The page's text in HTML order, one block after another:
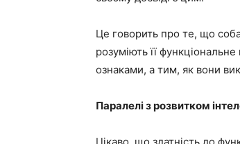
Це говорить про те, що
розуміють її
ознаками, а тим, як вони
Паралелі з розвитком